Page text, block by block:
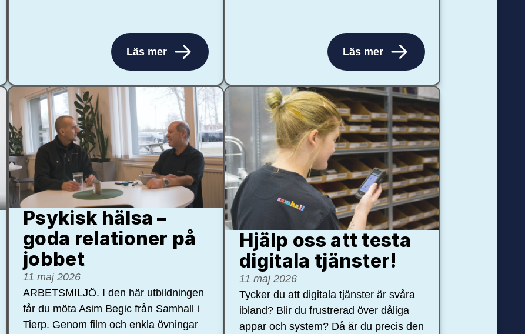
Läs mer Läs mer
Psykisk hälsa –
goda relationer på
jobbet
11 maj 2026
ARBETSMILJÖ. I den här utbildningen
får du möta Asim Begic från Samhall i
Tierp. Genom film och enkla övningar
Hjälp oss att testa
digitala tjänster!
11 maj 2026
Tycker du att digitala tjänster är svåra
ibland? Blir du frustrerad över dåliga
appar och system? Då är du precis den